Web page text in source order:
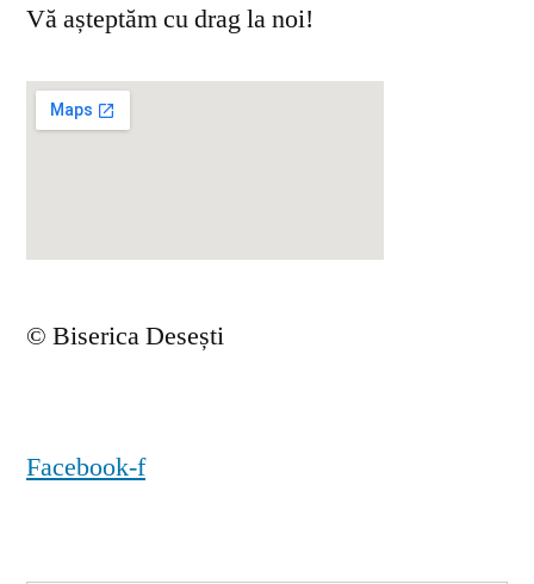
Vă așteptăm cu drag la noi!
© Biserica Desești
Facebook-f